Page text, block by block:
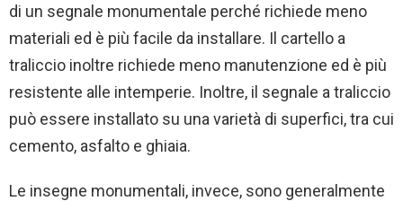
di un segnale monumentale perché richiede meno
materiali ed è più facile da installare. Il cartello a
traliccio inoltre richiede meno manutenzione ed è più
resistente alle intemperie. Inoltre, il segnale a traliccio
può essere installato su una varietà di superfici, tra cui
cemento, asfalto e ghiaia.
Le insegne monumentali, invece, sono generalmente